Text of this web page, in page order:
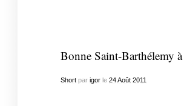
Bonne Saint-Barthélemy
Shortpar igorle 24 Août 2011